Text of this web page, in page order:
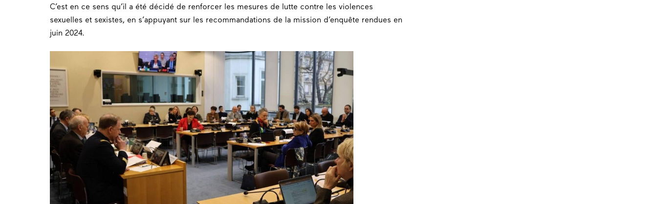
C’est en ce sens qu’il a été décidé de renforcer les mesures de lutte contre les violences
sexuelles et sexistes, en s’appuyant sur les recommandations de la mission d’enquête rendues en
juin 2024.